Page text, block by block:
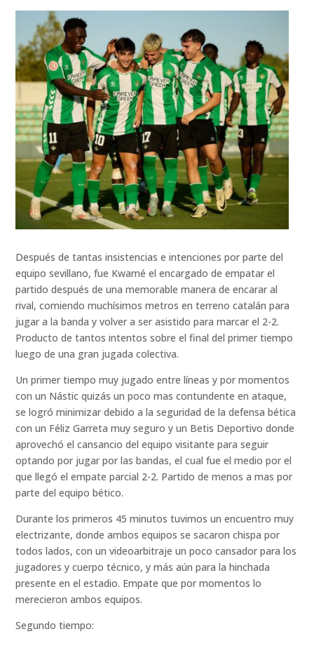
Después de tantas insistencias e intenciones por parte del
equipo sevillano, fue Kwamé el encargado de empatar el
partido después de una memorable manera de encarar al
rival, comiendo muchísimos metros en terreno catalán para
jugar a la banda y volver a ser asistido para marcar el 2-2.
Producto de tantos intentos sobre el final del primer tiempo
luego de una gran jugada colectiva.
Un primer tiempo muy jugado entre líneas y por momentos
con un Nástic quizás un poco mas contundente en ataque,
se logró minimizar debido a la seguridad de la defensa bética
con un Féliz Garreta muy seguro y un Betis Deportivo donde
aprovechó el cansancio del equipo visitante para seguir
optando por jugar por las bandas, el cual fue el medio por el
que llegó el empate parcial 2-2. Partido de menos a mas por
parte del equipo bético.
Durante los primeros 45 minutos tuvimos un encuentro muy
electrizante, donde ambos equipos se sacaron chispa por
todos lados, con un videoarbitraje un poco cansador para los
jugadores y cuerpo técnico, y más aún para la hinchada
presente en el estadio. Empate que por momentos lo
merecieron ambos equipos.
Segundo tiempo: